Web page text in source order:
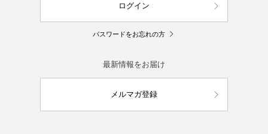
ログイン
パスワードをお忘れの方
最新情報をお届け
メルマガ登録